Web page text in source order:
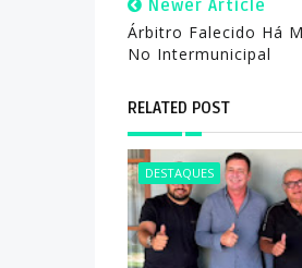
Newer Article
Árbitro Falecido Há
No Intermunicipal
RELATED POST
DESTAQUES